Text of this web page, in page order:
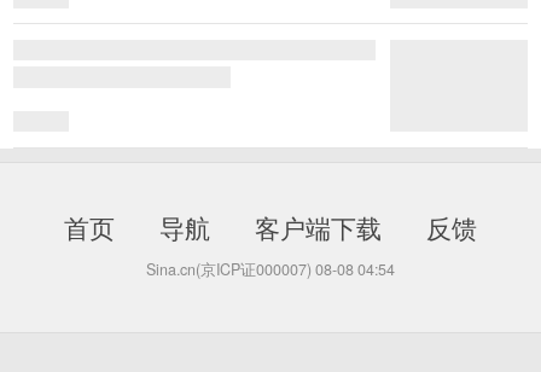
首页 导航 客户端下载 反馈
Sina.cn(京ICP证000007) 08-08 04:54